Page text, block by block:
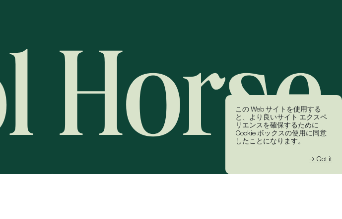
この Web サイトを使用する
と、より良いサイト エクスペ
リエンスを確保するために
Cookie ボックスの使用に同意
したことになります。
→ Got it
スネットワーク